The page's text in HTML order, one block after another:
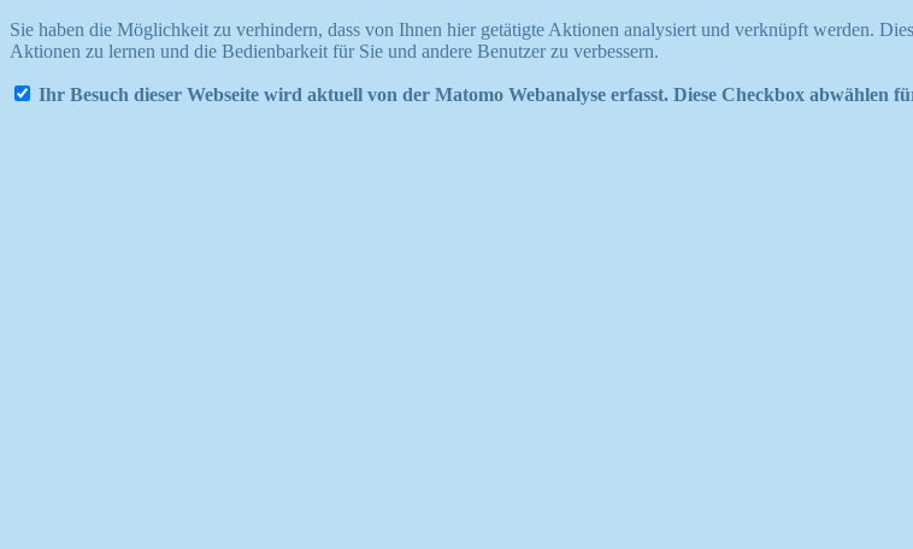
Sie haben die Möglichkeit zu verhindern, dass von Ihnen hier getätigte Aktionen analysiert und verknüpft werden.
Aktionen zu lernen und die Bedienbarkeit für Sie und andere Benutzer zu verbessern.
Ihr Besuch dieser Webseite wird aktuell von der Matomo Webanalyse erfasst. Diese Checkbox abwählen